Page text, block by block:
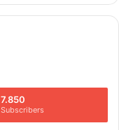
7.850
Subscribers